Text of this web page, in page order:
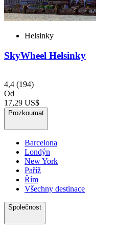
Helsinky
SkyWheel Helsinky
4,4 (194)
Od
17,29 US$
Prozkoumat
Barcelona
Londýn
New York
Paříž
Řím
Všechny destinace
Společnost